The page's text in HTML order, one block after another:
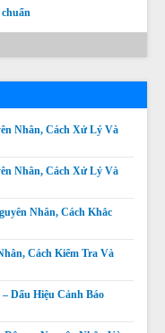
chuẩn
Nhân, Cách Xử Lý Và
Nhân, Cách Xử Lý Và
Nhân, Cách Khắc
Cách Kiểm Tra Và
Dấu Hiệu Cảnh Báo